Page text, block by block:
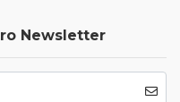
Newsletter